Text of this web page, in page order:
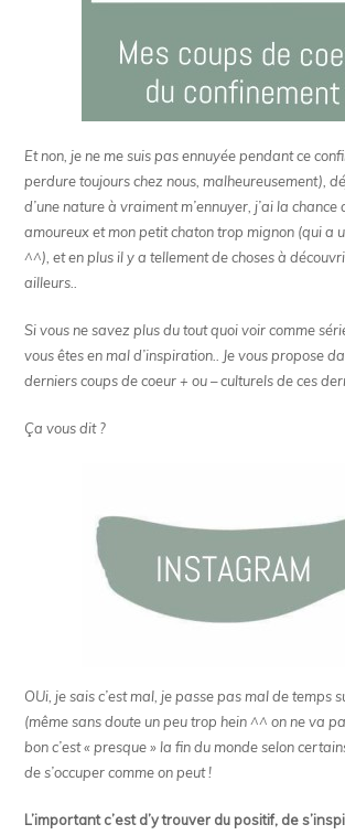
Et non, je ne me suis pas ennuyée pendant ce
perdure toujours chez nous, malheureusement),
d’une nature à vraiment m’ennuyer, j’ai la chance
amoureux et mon petit chaton trop mignon (qui a
^^), et en plus il y a tellement de choses à
ailleurs..
Si vous ne savez plus du tout quoi voir comme
vous êtes en mal d’inspiration.. Je vous propose
derniers coups de coeur + ou – culturels de ces
Ça vous dit ?
OUi, je sais c’est mal, je passe pas mal de temps
(même sans doute un peu trop hein ^^ on ne va
bon c’est « presque » la fin du monde selon
de s’occuper comme on peut !
L’important c’est d’y trouver du positif, de